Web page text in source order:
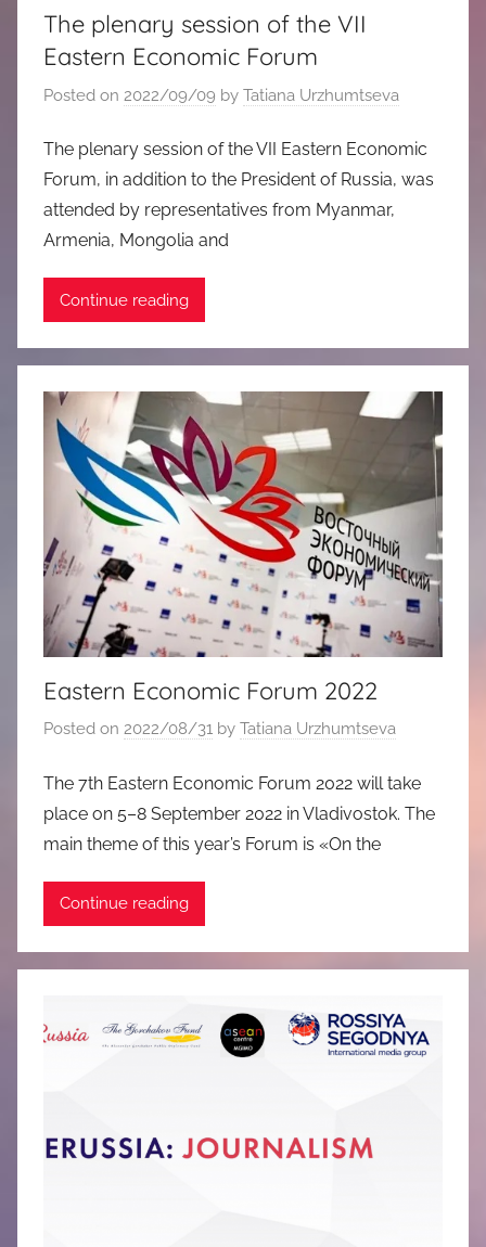
The plenary session of the VII
Eastern Economic Forum
Posted on 2022/09/09 by Tatiana Urzhumtseva
The plenary session of the VII Eastern Economic
Forum, in addition to the President of Russia, was
attended by representatives from Myanmar,
Armenia, Mongolia and
Continue reading
Eastern Economic Forum 2022
Posted on 2022/08/31 by Tatiana Urzhumtseva
The 7th Eastern Economic Forum 2022 will take
place on 5–8 September 2022 in Vladivostok. The
main theme of this year’s Forum is «On the
Continue reading